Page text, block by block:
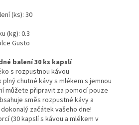
(ks): 30
(kg): 0.3
Gusto
balení 30 ks kapslí
s rozpustnou kávou
plný chutné kávy s mlékem s jemnou
můžete připravit za pomocí pouze
směs rozpustné kávy a
začátek vašeho dne!
(30 kapslí s kávou a mlékem v